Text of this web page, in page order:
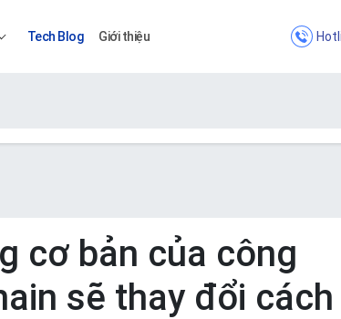
Tech Blog Giới thiệu
cơ bản của công
sẽ thay đổi cách